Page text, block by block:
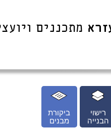
ביקורת
מבנים
רישוי
הבנייה